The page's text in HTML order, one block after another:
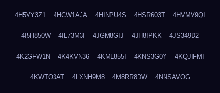
4H5VY3Z1 4HCW1AJA 4HINPU4S 4HSR603T 4HVMV9QI
4I5H850W 4IL73M3I 4JGM8GIJ 4JH8IPKK 4JS349D2
4K2GFW1N 4K4KVN36 4KML855I 4KNS3G0Y 4KQJIFMI
4KWTO3AT 4LXNH9M8 4M8RR8DW 4NNSAVOG